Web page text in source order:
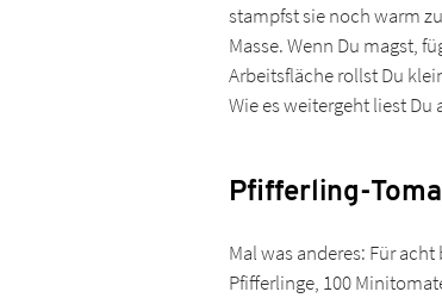
stampfst sie noch warm
Masse. Wenn Du magst,
Arbeitsfläche rollst Du
Wie es weitergeht liest Du
Pfifferling-
Mal was anderes: Für
Pfifferlinge, 100